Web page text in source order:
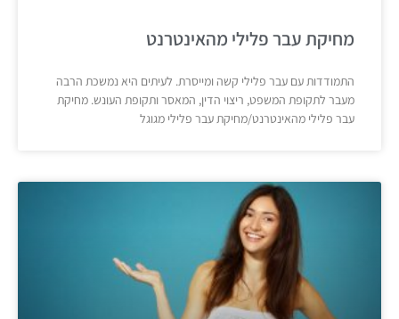
מחיקת עבר פלילי מהאינטרנט
התמודדות עם עבר פלילי קשה ומייסרת. לעיתים היא נמשכת הרבה
מעבר לתקופת המשפט, ריצוי הדין, המאסר ותקופת העונש. מחיקת
עבר פלילי מהאינטרנט/מחיקת עבר פלילי מגוגל